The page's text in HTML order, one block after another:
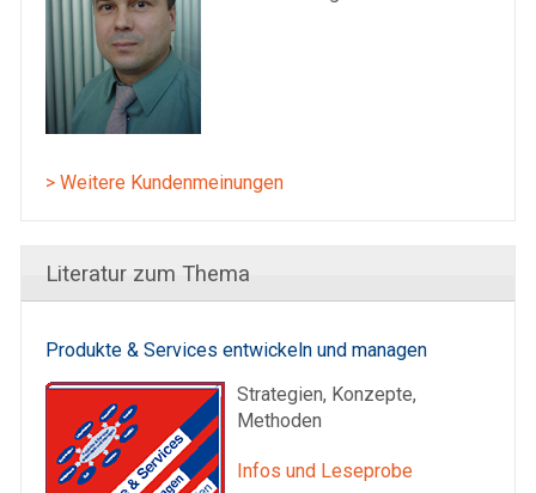
> Weitere Kundenmeinungen
Literatur zum Thema
Produkte & Services entwickeln und managen
Strategien, Konzepte,
Methoden
Infos und Leseprobe